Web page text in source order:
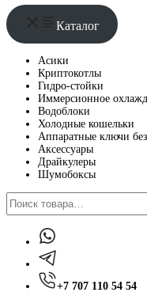
Каталог
Асики
Криптокотлы
Гидро-стойки
Иммерсионное
Водоблоки
Холодные кошельки
Аппаратные ключи
Аксессуары
Драйкулеры
Шумобоксы
Поиск
+7 707 110 54 54